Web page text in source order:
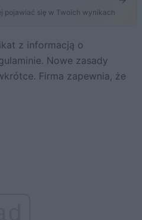
pojawiać się w Twoich wynikach
Nowe zasady
Firma zapewnia, że